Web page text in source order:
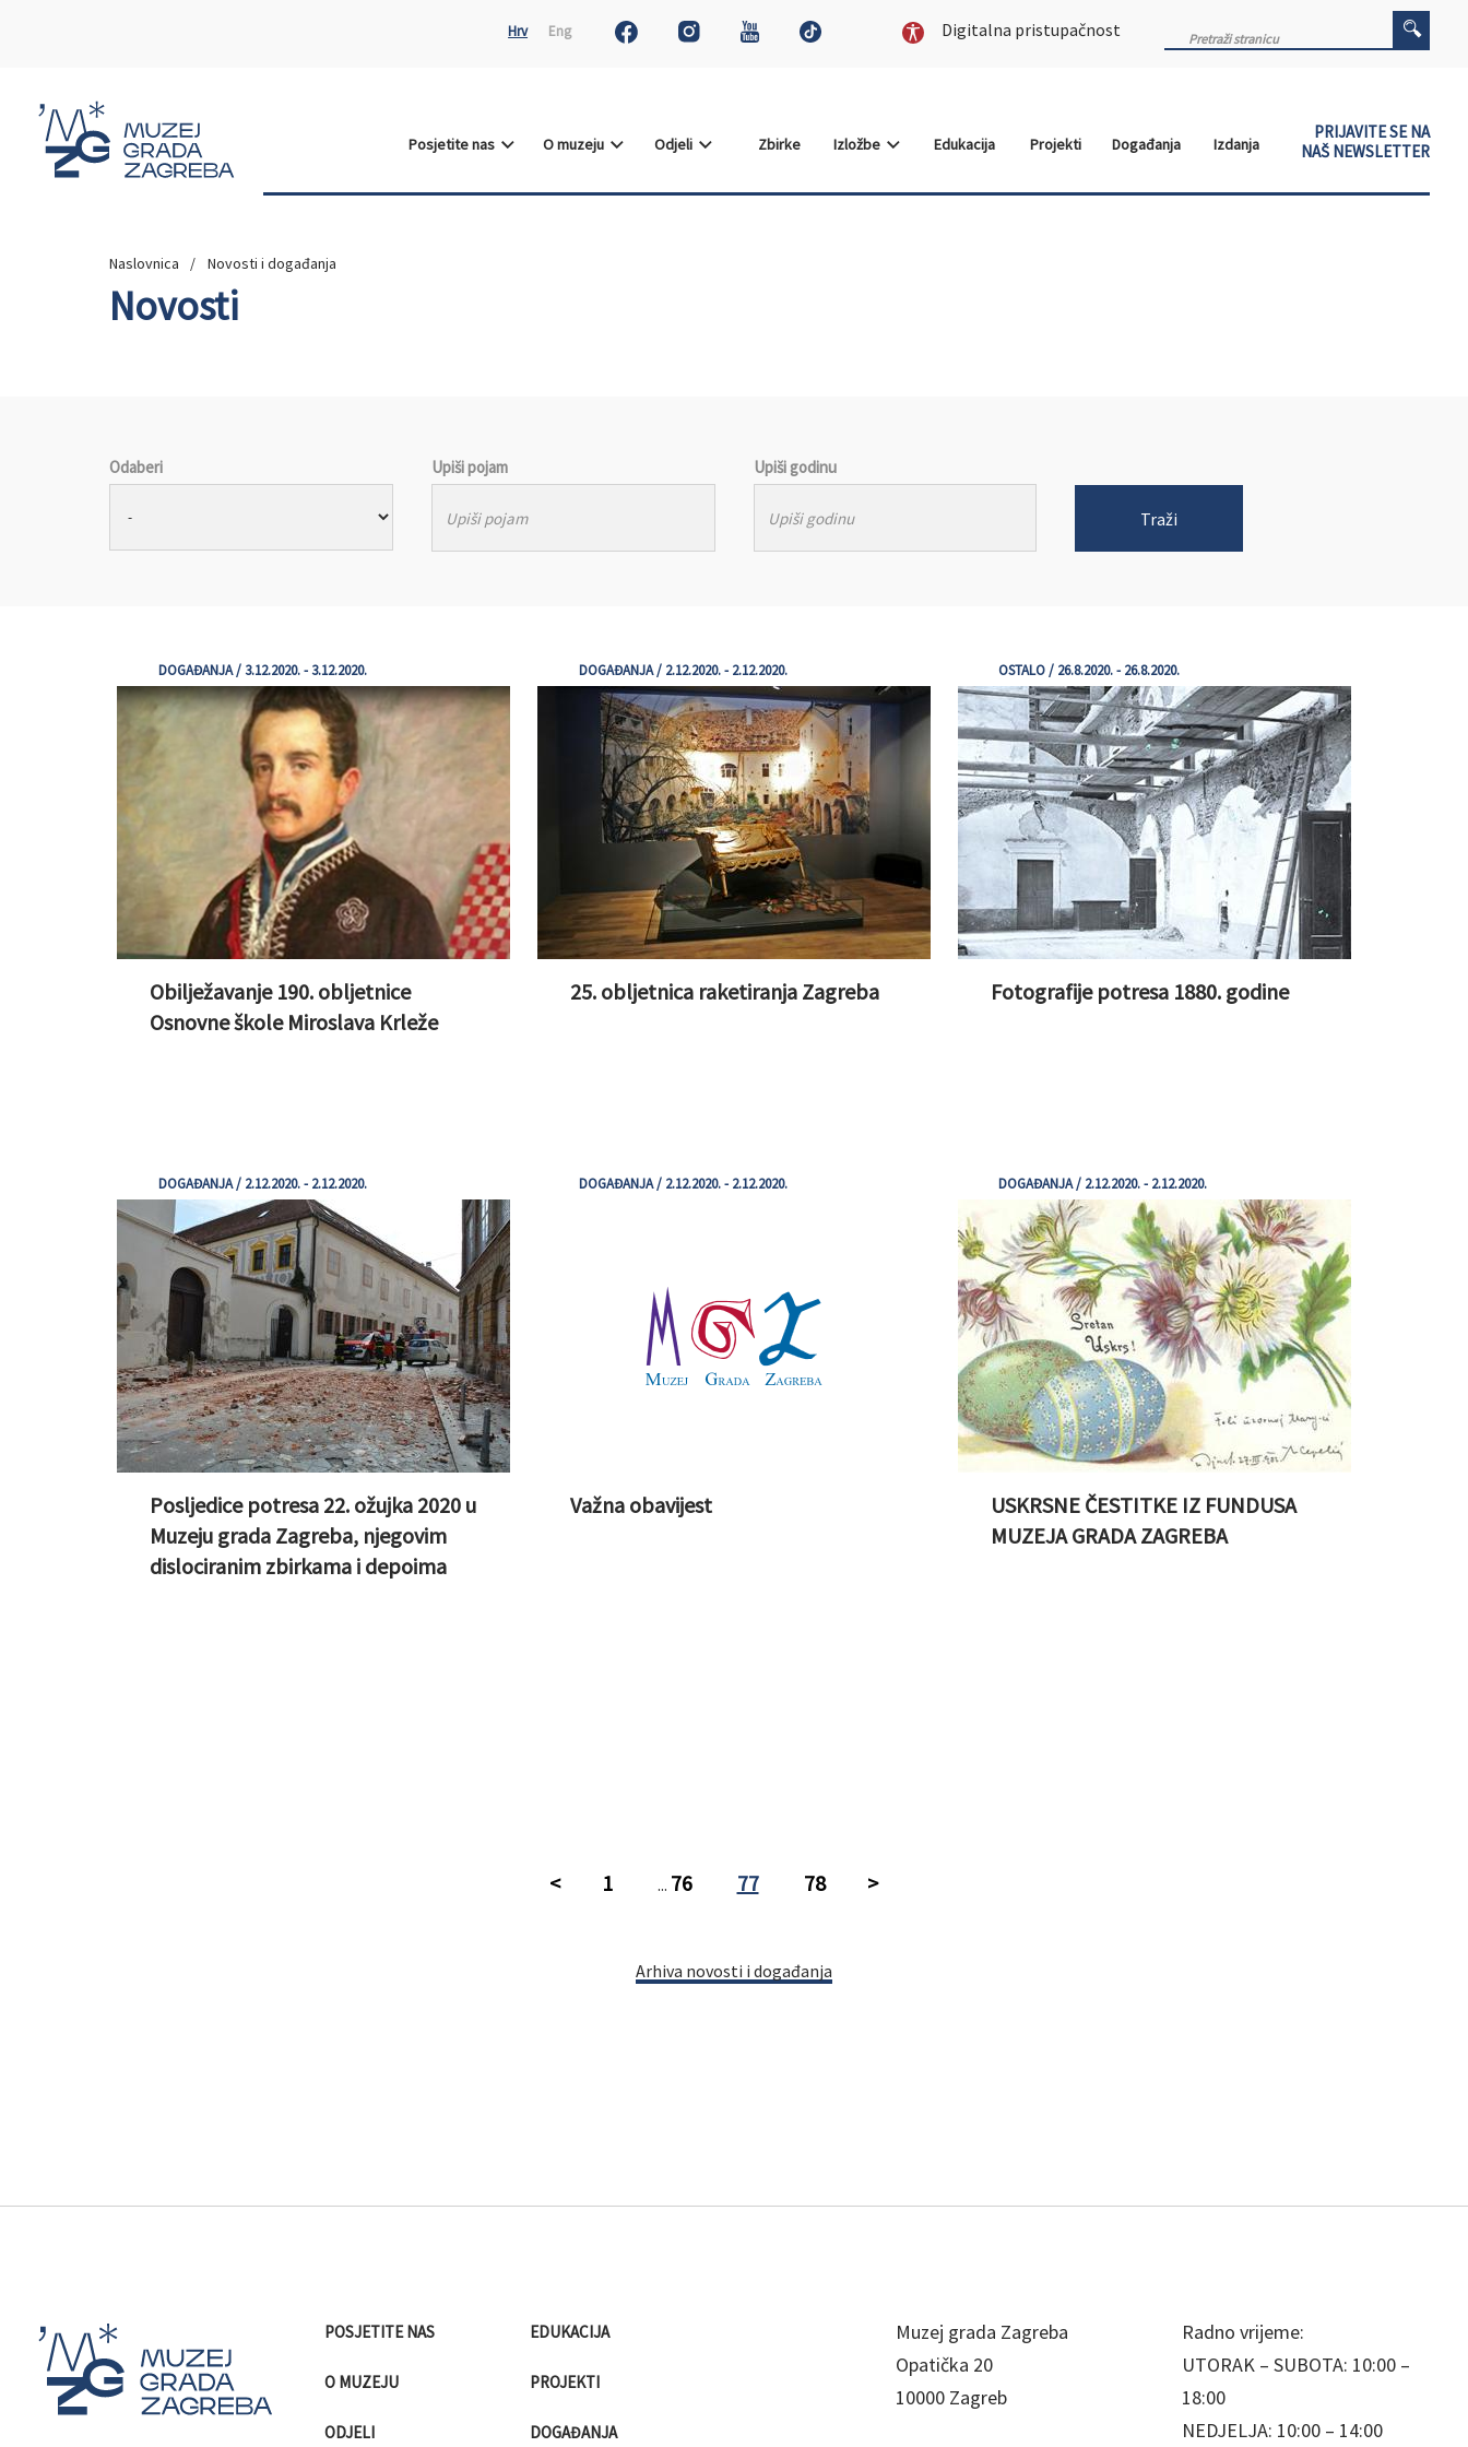
Hrv Eng Digitalna pristupačnost
Posjetite nas O muzeju Odjeli Zbirke Izložbe Edukacija Projekti Događanja Izdanja
PRIJAVITE SE NA
NAŠ NEWSLETTER
Naslovnica Novosti i događanja
Novosti
Odaberi Upiši pojam Upiši godinu
Traži
DOGAĐANJA / 3.12.2020. - 3.12.2020.
Obilježavanje 190. obljetnice
Osnovne škole Miroslava Krleže
DOGAĐANJA / 2.12.2020. - 2.12.2020.
25. obljetnica raketiranja Zagreba
OSTALO / 26.8.2020. - 26.8.2020.
Fotografije potresa 1880. godine
DOGAĐANJA / 2.12.2020. - 2.12.2020.
Posljedice potresa 22. ožujka 2020 u
Muzeju grada Zagreba, njegovim
dislociranim zbirkama i depoima
DOGAĐANJA / 2.12.2020. - 2.12.2020.
Važna obavijest
DOGAĐANJA / 2.12.2020. - 2.12.2020.
USKRSNE ČESTITKE IZ FUNDUSA
MUZEJA GRADA ZAGREBA
< 1 ... 76 77 78 >
Arhiva novosti i događanja
POSJETITE NAS
O MUZEJU
ODJELI
EDUKACIJA
PROJEKTI
DOGAĐANJA
Muzej grada Zagreba
Opatička 20
10000 Zagreb
Radno vrijeme:
UTORAK – SUBOTA: 10:00 –
18:00
NEDJELJA: 10:00 – 14:00